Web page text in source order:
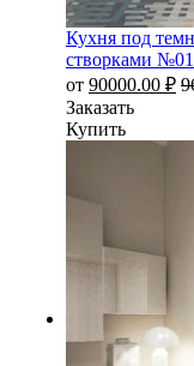
Кухня под
створками №01
от 90000.00 ₽
Заказать
Купить